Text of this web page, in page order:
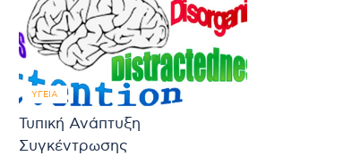
ΥΓΕΊΑ
Τυπική Ανάπτυξη
Συγκέντρωσης